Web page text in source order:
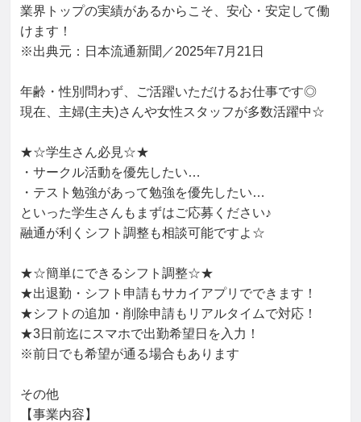
業界トップの実績があるからこそ、安心・安定して働
けます！
※出典元：日本流通新聞／2025年7月21日
年齢・性別問わず、ご活躍いただけるお仕事です◎
現在、主婦(主夫)さんや女性スタッフが多数活躍中☆
★☆学生さん必見☆★
・サークル活動を優先したい…
・テスト勉強があって勉強を優先したい…
といった学生さんもまずはご応募ください♪
融通が利くシフト調整も相談可能ですよ☆
★☆簡単にできるシフト調整☆★
★出退勤・シフト申請もサカイアプリでできます！
★シフトの追加・削除申請もリアルタイムで対応！
★3日前迄にスマホで出勤希望日を入力！
※前日でも希望が通る場合もあります
その他
【事業内容】